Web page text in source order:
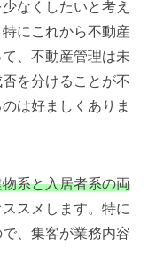
なくしたいと考え
にこれから不動産
、不動産管理は未
を分けることが不
は好ましくありま
物系と入居者系の両
スメします。特に
、集客が業務内容